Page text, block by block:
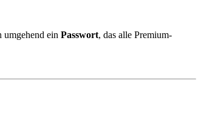
umgehend ein Passwort, das alle Premium-